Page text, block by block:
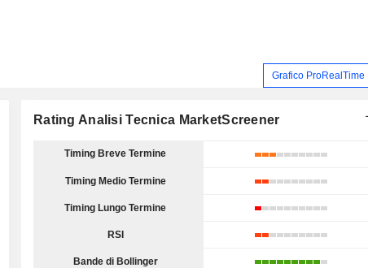
Grafico ProRealTime
Rating Analisi Tecnica MarketScreener
Timing Breve Termine
Timing Medio Termine
Timing Lungo Termine
RSI
Bande di Bollinger